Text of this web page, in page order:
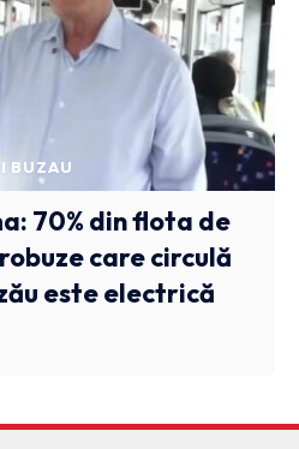
BUZAU
70% din flota de
care circulă
este electrică